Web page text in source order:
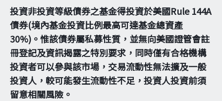
投資非投資等級債券之基金得投資於美國Rule 144A
債券(境內基金投資比例最高可達基金總資產
30%)。惟該債券屬私募性質，並無向美國證管會註
冊登記及資訊揭露之特別要求，同時僅有合格機構
投資者可以參與該市場，交易流動性無法擴及一般
投資人，較可能發生流動性不足，投資人投資前須
留意相關風險。